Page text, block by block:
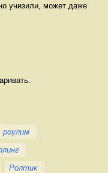
унизили, может даже
роулим
Ролтик